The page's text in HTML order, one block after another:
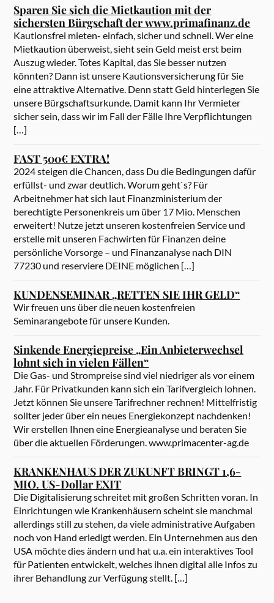
Sparen Sie sich die Mietkaution mit der
sichersten Bürgschaft der www.primafinanz.de
Kautionsfrei mieten- einfach, sicher und schnell. Wer eine
Mietkaution überweist, sieht sein Geld meist erst beim
Auszug wieder. Totes Kapital, das Sie besser nutzen
könnten? Dann ist unsere Kautionsversicherung für Sie
eine attraktive Alternative. Denn statt Geld hinterlegen Sie
unsere Bürgschaftsurkunde. Damit kann Ihr Vermieter
sicher sein, dass wir im Fall der Fälle Ihre Verpflichtungen
[…]
FAST 500€ EXTRA!
2024 steigen die Chancen, dass Du die Bedingungen dafür
erfüllst- und zwar deutlich. Worum geht`s? Für
Arbeitnehmer hat sich laut Finanzministerium der
berechtigte Personenkreis um über 17 Mio. Menschen
erweitert! Nutze jetzt unseren kostenfreien Service und
erstelle mit unseren Fachwirten für Finanzen deine
persönliche Vorsorge – und Finanzanalyse nach DIN
77230 und reserviere DEINE möglichen […]
KUNDENSEMINAR „RETTEN SIE IHR GELD“
Wir freuen uns über die neuen kostenfreien
Seminarangebote für unsere Kunden.
Sinkende Energiepreise „Ein Anbieterwechsel
lohnt sich in vielen Fällen“
Die Gas- und Strompreise sind viel niedriger als vor einem
Jahr. Für Privatkunden kann sich ein Tarifvergleich lohnen.
Jetzt können Sie unsere Tarifrechner rechnen! Mittelfristig
sollter jeder über ein neues Energiekonzept nachdenken!
Wir erstellen Ihnen eine Energieanalyse und beraten Sie
über die aktuellen Förderungen. www.primacenter-ag.de
KRANKENHAUS DER ZUKUNFT BRINGT 1,6-
MIO. US-Dollar EXIT
Die Digitalisierung schreitet mit großen Schritten voran. In
Einrichtungen wie Krankenhäusern scheint sie manchmal
allerdings still zu stehen, da viele administrative Aufgaben
noch von Hand erledigt werden. Ein Unternehmen aus den
USA möchte dies ändern und hat u.a. ein interaktives Tool
für Patienten entwickelt, welches ihnen digital alle Infos zu
ihrer Behandlung zur Verfügung stellt. […]